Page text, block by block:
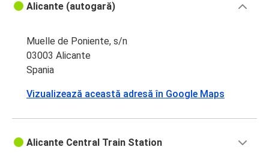
Alicante (autogară)
Muelle de Poniente, s/n
03003 Alicante
Spania
Vizualizează această adresă în Google Maps
Alicante Central Train Station